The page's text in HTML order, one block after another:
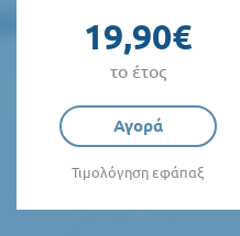
19,90€
το έτος
Αγορά
Τιμολόγηση εφάπαξ